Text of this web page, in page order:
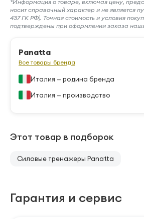
*Информация о товаре, включая цену,
носит справочный характер и не является
437 ГК РФ). Точная стоимость и условия
подтверждены при оформлении заказа
Panatta
Все товары бренда
Италия — родина бренда
Италия — производство
Этот товар в подборок
Силовые тренажеры Panatta
Гарантия и сервис